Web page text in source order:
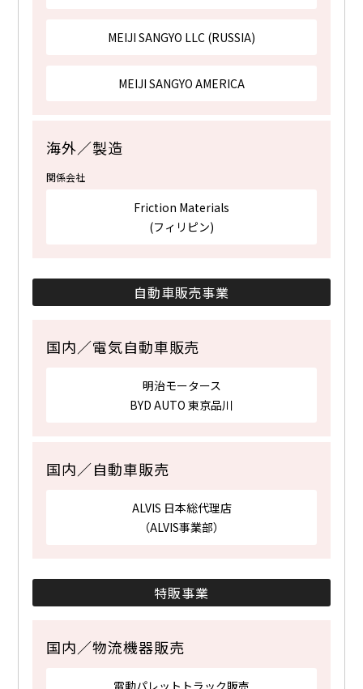
MEIJI SANGYO LLC (RUSSIA)
MEIJI SANGYO AMERICA
海外／製造
関係会社
Friction Materials
(フィリピン)
自動車販売事業
国内／電気自動車販売
明治モータース
BYD AUTO 東京品川
国内／自動車販売
ALVIS 日本総代理店
（ALVIS事業部）
特販事業
国内／物流機器販売
電動パレットトラック販売